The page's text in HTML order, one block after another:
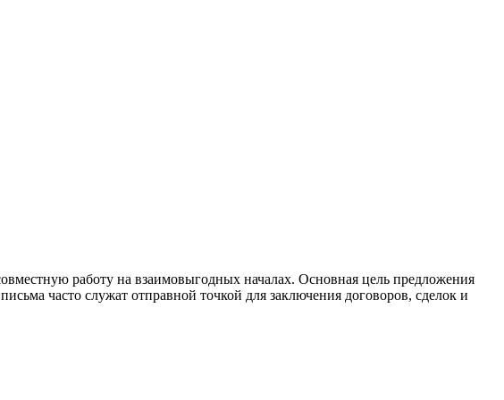
работу на взаимовыгодных началах. Основная цель предложения
часто служат отправной точкой для заключения договоров, сделок и